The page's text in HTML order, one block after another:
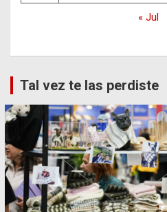
« Jul
Tal vez te las perdiste